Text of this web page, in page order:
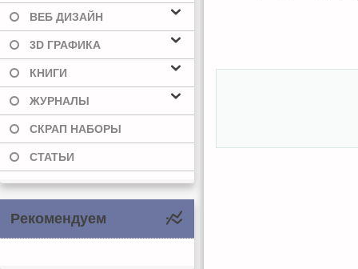
ВЕБ ДИЗАЙН
3D ГРАФИКА
КНИГИ
ЖУРНАЛЫ
СКРАП НАБОРЫ
СТАТЬИ
Рекомендуем